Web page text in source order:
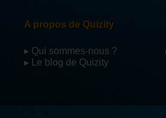
A propos de Quizity
▸ Qui sommes-nous ?
▸ Le blog de Quizity